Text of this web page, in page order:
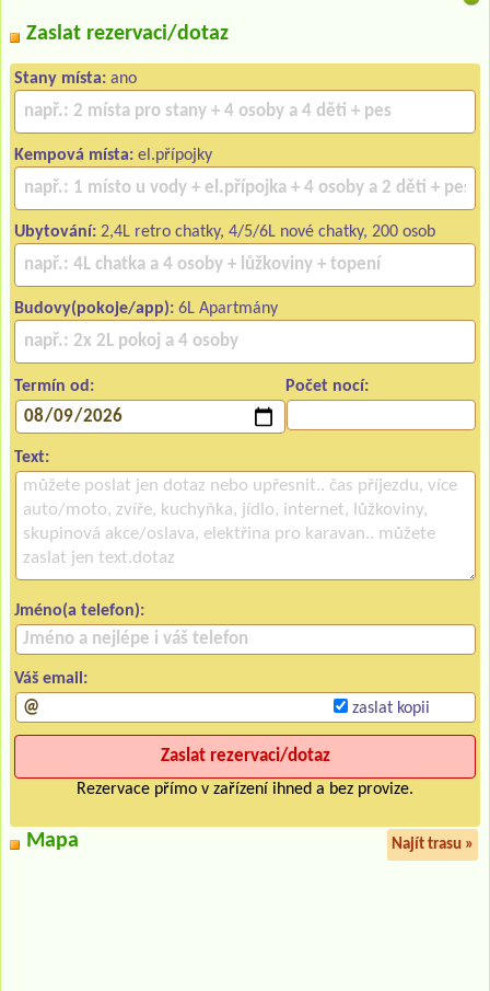
Zaslat rezervaci/dotaz
Stany místa: ano
Kempová místa: el.přípojky
Ubytování: 2,4L retro chatky, 4/5/6L nové chatky, 200 osob
Budovy(pokoje/app): 6L Apartmány
Termín od: Počet nocí:
Text:
Jméno(a telefon):
Váš email:
zaslat kopii
Rezervace přímo v zařízení ihned a bez provize.
Mapa Najít trasu »